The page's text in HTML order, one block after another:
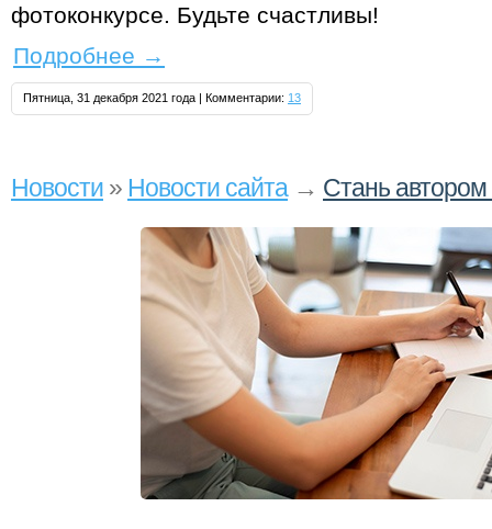
фотоконкурсе. Будьте счастливы!
Подробнее →
Пятница, 31 декабря 2021 года | Комментарии: 13
Новости » Новости сайта→ Стань